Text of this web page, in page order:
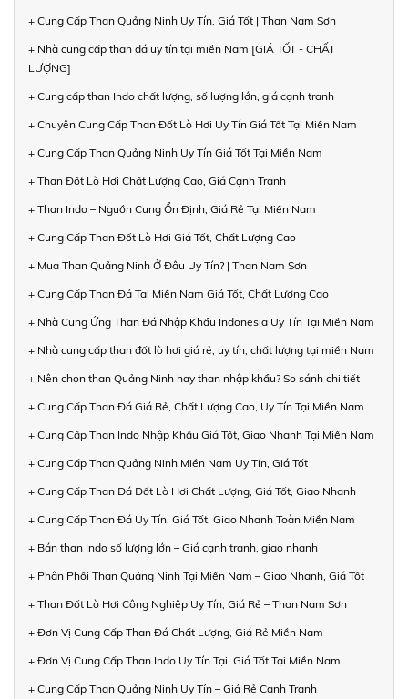
+ Cung Cấp Than Quảng Ninh Uy Tín, Giá Tốt | Than Nam Sơn
+ Nhà cung cấp than đá uy tín tại miền Nam [GIÁ TỐT - CHẤT
LƯỢNG]
+ Cung cấp than Indo chất lượng, số lượng lớn, giá cạnh tranh
+ Chuyên Cung Cấp Than Đốt Lò Hơi Uy Tín Giá Tốt Tại Miền Nam
+ Cung Cấp Than Quảng Ninh Uy Tín Giá Tốt Tại Miền Nam
+ Than Đốt Lò Hơi Chất Lượng Cao, Giá Cạnh Tranh
+ Than Indo – Nguồn Cung Ổn Định, Giá Rẻ Tại Miền Nam
+ Cung Cấp Than Đốt Lò Hơi Giá Tốt, Chất Lượng Cao
+ Mua Than Quảng Ninh Ở Đâu Uy Tín? | Than Nam Sơn
+ Cung Cấp Than Đá Tại Miền Nam Giá Tốt, Chất Lượng Cao
+ Nhà Cung Ứng Than Đá Nhập Khẩu Indonesia Uy Tín Tại Miền Nam
+ Nhà cung cấp than đốt lò hơi giá rẻ, uy tín, chất lượng tại miền Nam
+ Nên chọn than Quảng Ninh hay than nhập khẩu? So sánh chi tiết
+ Cung Cấp Than Đá Giá Rẻ, Chất Lượng Cao, Uy Tín Tại Miền Nam
+ Cung Cấp Than Indo Nhập Khẩu Giá Tốt, Giao Nhanh Tại Miền Nam
+ Cung Cấp Than Quảng Ninh Miền Nam Uy Tín, Giá Tốt
+ Cung Cấp Than Đá Đốt Lò Hơi Chất Lượng, Giá Tốt, Giao Nhanh
+ Cung Cấp Than Đá Uy Tín, Giá Tốt, Giao Nhanh Toàn Miền Nam
+ Bán than Indo số lượng lớn – Giá cạnh tranh, giao nhanh
+ Phân Phối Than Quảng Ninh Tại Miền Nam – Giao Nhanh, Giá Tốt
+ Than Đốt Lò Hơi Công Nghiệp Uy Tín, Giá Rẻ – Than Nam Sơn
+ Đơn Vị Cung Cấp Than Đá Chất Lượng, Giá Rẻ Miền Nam
+ Đơn Vị Cung Cấp Than Indo Uy Tín Tại, Giá Tốt Tại Miền Nam
+ Cung Cấp Than Quảng Ninh Uy Tín – Giá Rẻ Cạnh Tranh